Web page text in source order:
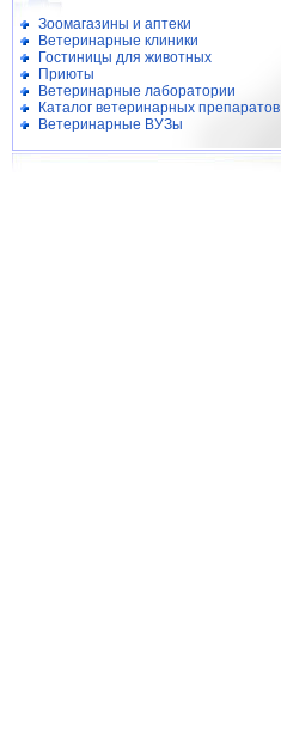
Зоомагазины и аптеки
Ветеринарные клиники
Гостиницы для животных
Приюты
Ветеринарные лаборатории
Каталог ветеринарных препаратов
Ветеринарные ВУЗы